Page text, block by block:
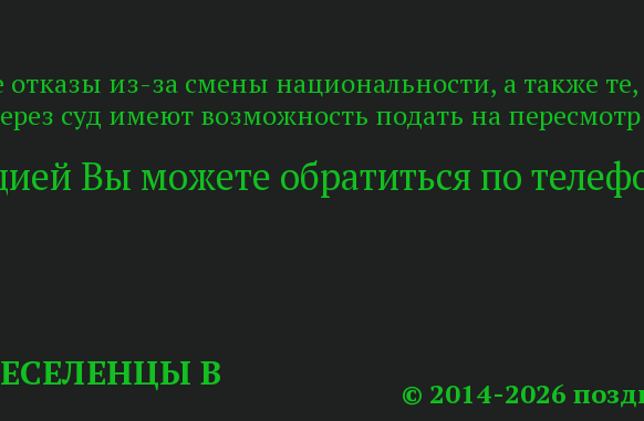
из-за смены национальности, а также
суд имеют возможность подать на
Вы можете обратиться по
В
© 2014-2026